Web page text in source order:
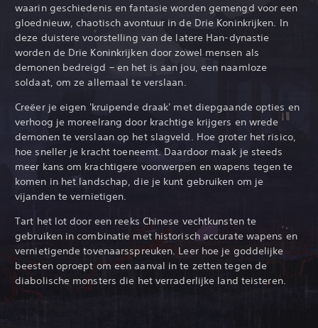
waarin geschiedenis en fantasie worden gemengd voor een
gloednieuw, chaotisch avontuur in de Drie Koninkrijken. In
deze duistere voorstelling van de latere Han-dynastie
worden de Drie Koninkrijken door zowel mensen als
demonen bedreigd – en het is aan jou, een naamloze
soldaat, om ze allemaal te verslaan.
Creëer je eigen 'kruipende draak' met diepgaande opties en
verhoog je moreelrang door krachtige krijgers en wrede
demonen te verslaan op het slagveld. Hoe groter het risico,
hoe sneller je kracht toeneemt. Daardoor maak je steeds
meer kans om krachtigere voorwerpen en wapens tegen te
komen in het landschap, die je kunt gebruiken om je
vijanden te vernietigen.
Tart het lot door een reeks Chinese vechtkunsten te
gebruiken in combinatie met historisch accurate wapens en
vernietigende tovenaarsspreuken. Leer hoe je goddelijke
beesten oproept om een aanval in te zetten tegen de
diabolische monsters die het verraderlijke land teisteren.